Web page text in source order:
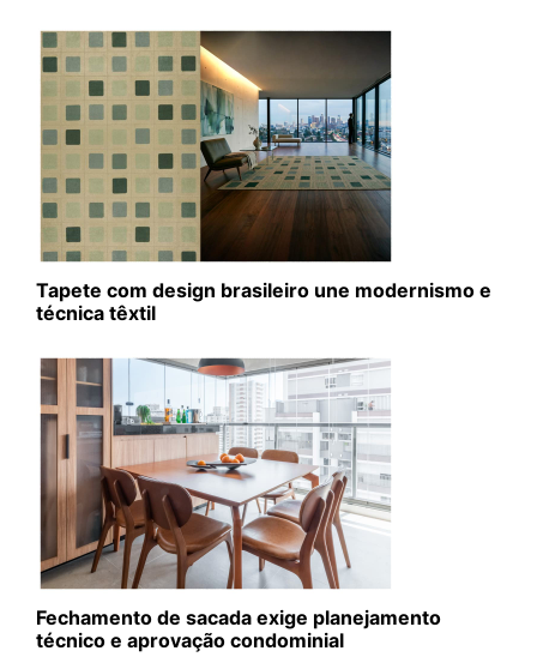
Tapete com design brasileiro une modernismo e
técnica têxtil
Fechamento de sacada exige planejamento
técnico e aprovação condominial